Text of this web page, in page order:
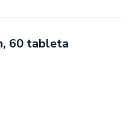
60 tableta